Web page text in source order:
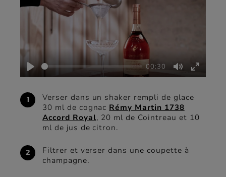
Play
00:30
MuteEnter
Verser dans un shaker rempli de glace
30 ml de cognac Rémy Martin 1738
Accord Royal, 20 ml de Cointreau et 10
ml de jus de citron.
Filtrer et verser dans une coupette à
champagne.